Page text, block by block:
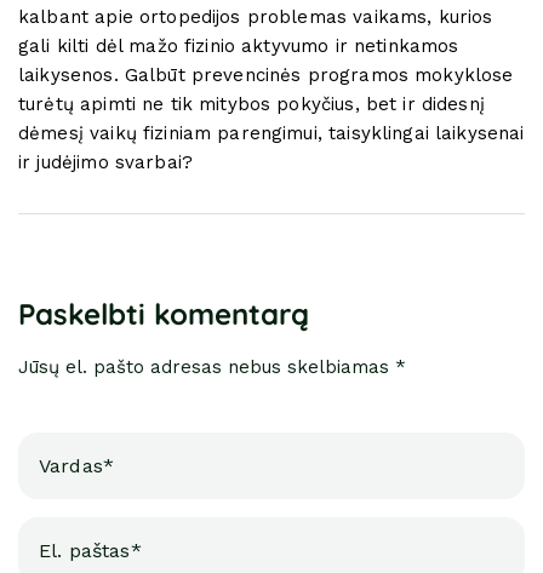
kalbant apie ortopedijos problemas vaikams, kurios
gali kilti dėl mažo fizinio aktyvumo ir netinkamos
laikysenos. Galbūt prevencinės programos mokyklose
turėtų apimti ne tik mitybos pokyčius, bet ir didesnį
dėmesį vaikų fiziniam parengimui, taisyklingai laikysenai
ir judėjimo svarbai?
Paskelbti komentarą
Jūsų el. pašto adresas nebus skelbiamas *